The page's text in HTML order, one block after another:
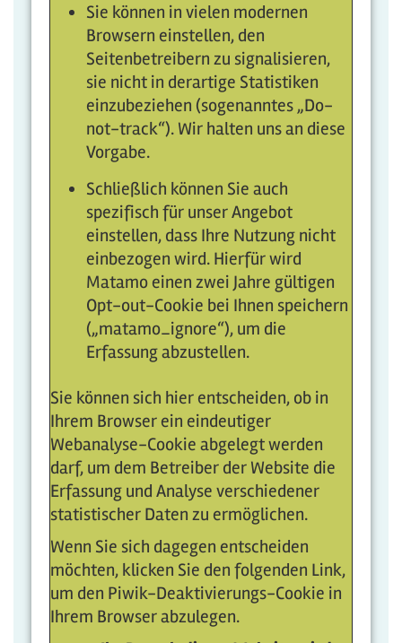
Sie können in vielen modernen
Browsern einstellen, den
Seitenbetreibern zu signalisieren,
sie nicht in derartige Statistiken
einzubeziehen (sogenanntes „Do-
not-track“). Wir halten uns an diese
Vorgabe.
Schließlich können Sie auch
spezifisch für unser Angebot
einstellen, dass Ihre Nutzung nicht
einbezogen wird. Hierfür wird
Matamo einen zwei Jahre gültigen
Opt-out-Cookie bei Ihnen speichern
(„matamo_ignore“), um die
Erfassung abzustellen.
Sie können sich hier entscheiden, ob in
Ihrem Browser ein eindeutiger
Webanalyse-Cookie abgelegt werden
darf, um dem Betreiber der Website die
Erfassung und Analyse verschiedener
statistischer Daten zu ermöglichen.
Wenn Sie sich dagegen entscheiden
möchten, klicken Sie den folgenden Link,
um den Piwik-Deaktivierungs-Cookie in
Ihrem Browser abzulegen.